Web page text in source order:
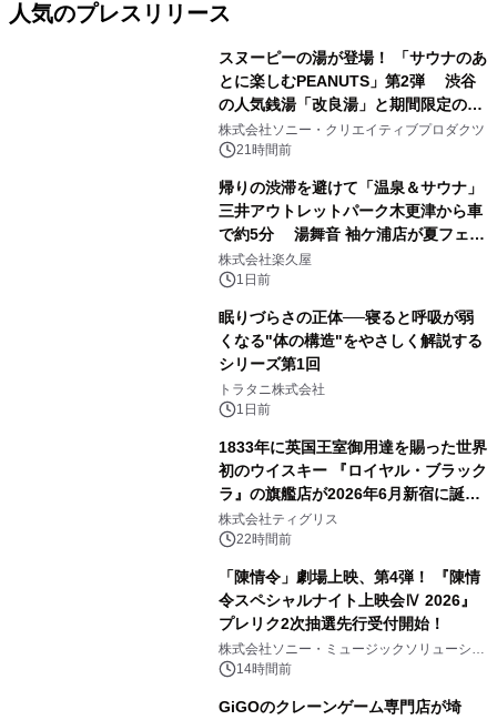
人気のプレスリリース
スヌーピーの湯が登場！ 「サウナのあ
とに楽しむPEANUTS」第2弾 渋谷
の人気銭湯「改良湯」と期間限定のコ
ラボレーション サウナイキタイコラ
ボグッズも発売決定！
株式会社ソニー・クリエイティブプロダクツ
21時間前
帰りの渋滞を避けて「温泉＆サウナ」
三井アウトレットパーク木更津から車
で約5分 湯舞音 袖ケ浦店が夏フェア
メニューを提供
株式会社楽久屋
1日前
眠りづらさの正体──寝ると呼吸が弱
くなる"体の構造"をやさしく解説する
シリーズ第1回
トラタニ株式会社
1日前
1833年に英国王室御用達を賜った世界
初のウイスキー 『ロイヤル・ブラック
ラ』の旗艦店が2026年6月新宿に誕
生 バカルディ ジャパンと連携した
没入型バー「BAR Arca」
株式会社ティグリス
22時間前
「陳情令」劇場上映、第4弾！ 『陳情
令スペシャルナイト上映会Ⅳ 2026』
プレリク2次抽選先行受付開始！
株式会社ソニー・ミュージックソリューショ
ンズ14時間前
GiGOのクレーンゲーム専門店が埼